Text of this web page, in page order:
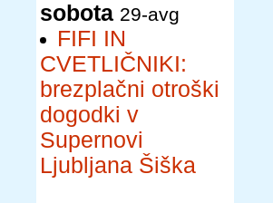
sobota 29-avg
FIFI IN
CVETLIČNIKI:
brezplačni otroški
dogodki v
Supernovi
Ljubljana Šiška